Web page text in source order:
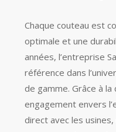
Chaque couteau est
optimale et une
années, l’entreprise
référence dans
de gamme. Grâce à
engagement envers
direct avec les